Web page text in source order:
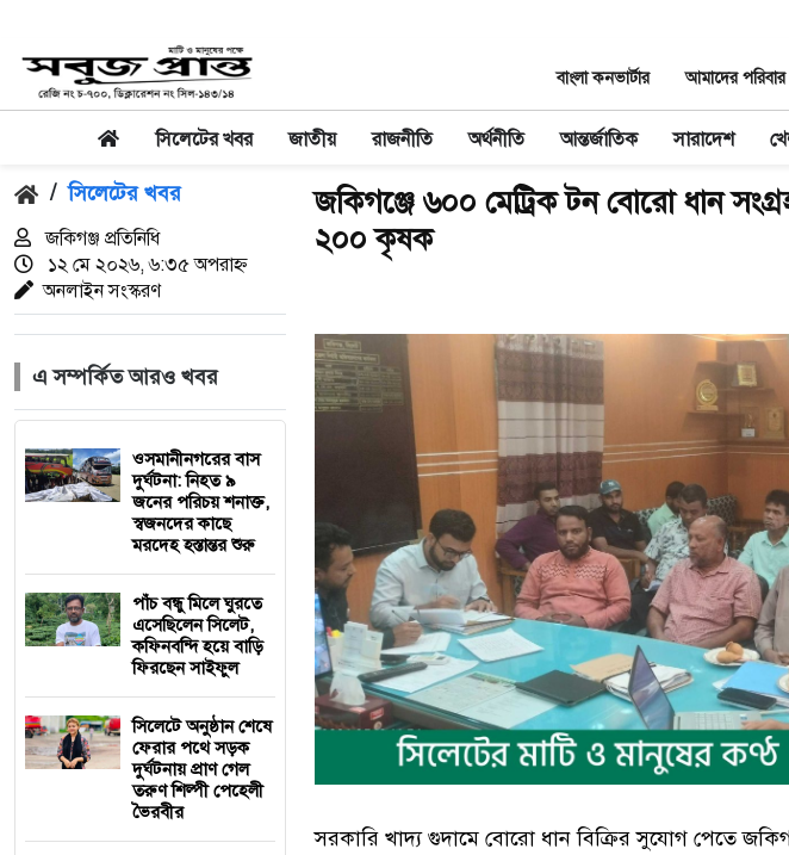
বাংলা কনভার্টার আমাদের পরিবার
সিলেটের খবর জাতীয় রাজনীতি অর্থনীতি আন্তর্জাতিক সারাদেশ
/ সিলেটের খবর
জকিগঞ্জ প্রতিনিধি
১২ মে ২০২৬, ৬:৩৫ অপরাহ্ন
অনলাইন সংস্করণ
এ সম্পর্কিত আরও খবর
‎ওসমানীনগরের বাস
দুর্ঘটনা: নিহত ৯
জনের পরিচয় শনাক্ত,
স্বজনদের কাছে
মরদেহ হস্তান্তর শুরু
পাঁচ বন্ধু মিলে ঘুরতে
এসেছিলেন সিলেট,
কফিনবন্দি হয়ে বাড়ি
ফিরছেন সাইফুল
সিলেটে অনুষ্ঠান শেষে
ফেরার পথে সড়ক
দুর্ঘটনায় প্রাণ গেল
তরুণ শিল্পী পেহেলী
ভৈরবীর
জকিগঞ্জে ৬০০ মেট্রিক টন বোরো ধান
২০০ কৃষক
সরকারি খাদ্য গুদামে বোরো ধান বিক্রির সুযোগ পেতে